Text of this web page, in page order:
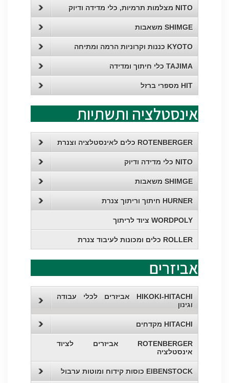
NITO מצלמות תרמיות, כלי מדידה ודיוק
SHIMGE משאבות
KYOTO כננות וקרוניות הרמה ומתיחה
TAJIMA כלי חיתוך ומדידה
HIT מספרי ברזל
אינסטלציה ותשתיות
ROTENBERGER כלים לאינסטלציה וצנרת
NITO כלי מדידה ודיוק
SHIMGE משאבות
HURNER חיתוך וריתוך צנרת
WORDPOLY ציוד לריתוך
ROLLER כלים ומכונות לעיבוד צנרת
אביזרים
HIKOKI-HITACHI אביזרים לכלי עבודה
וגינון
HITACHI מקדחים
ROTENBERGER אביזרים לציוד
אינסטלציה
EIBENSTOCK כוסות קידוח ומוטות ערבול